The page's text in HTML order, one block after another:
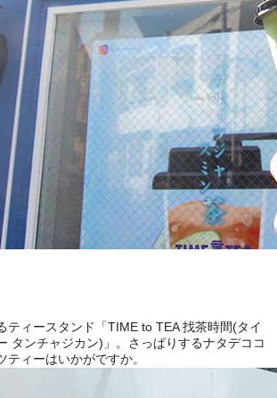
ティースタンド「TIME to TEA 找茶時間(タイ
タンチャジカン)」。さっぱりするナタデココ
ティーはいかがですか。